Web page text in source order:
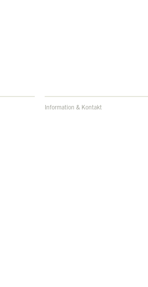
Information & Kontakt